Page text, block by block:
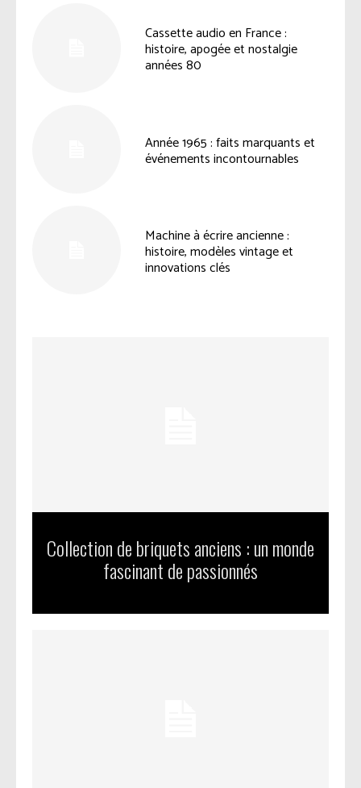
Cassette audio en France :
histoire, apogée et nostalgie
années 80
Année 1965 : faits marquants et
événements incontournables
Machine à écrire ancienne :
histoire, modèles vintage et
innovations clés
Collection de briquets anciens : un monde
fascinant de passionnés